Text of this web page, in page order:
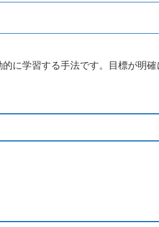
に学習する手法です。目標が明